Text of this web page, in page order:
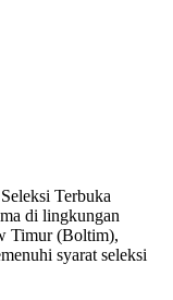
Terbuka
di lingkungan
Timur (Boltim),
syarat seleksi